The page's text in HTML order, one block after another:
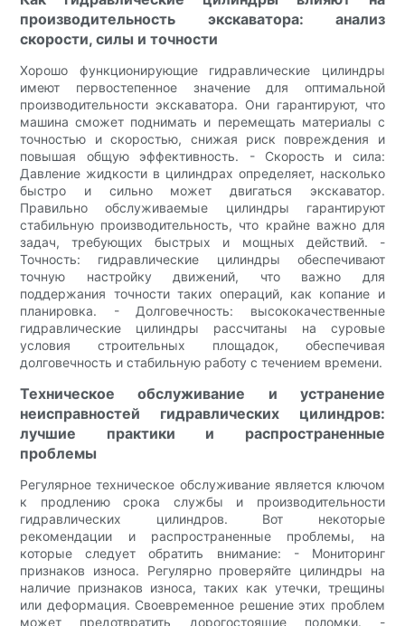
производительность экскаватора: анализ
скорости, силы и точности
Хорошо функционирующие гидравлические цилиндры
имеют первостепенное значение для оптимальной
производительности экскаватора. Они гарантируют, что
машина сможет поднимать и перемещать материалы с
точностью и скоростью, снижая риск повреждения и
повышая общую эффективность. - Скорость и сила:
Давление жидкости в цилиндрах определяет, насколько
быстро и сильно может двигаться экскаватор.
Правильно обслуживаемые цилиндры гарантируют
стабильную производительность, что крайне важно для
задач, требующих быстрых и мощных действий. -
Точность: гидравлические цилиндры обеспечивают
точную настройку движений, что важно для
поддержания точности таких операций, как копание и
планировка. - Долговечность: высококачественные
гидравлические цилиндры рассчитаны на суровые
условия строительных площадок, обеспечивая
долговечность и стабильную работу с течением времени.
Техническое обслуживание и устранение
неисправностей гидравлических цилиндров:
лучшие практики и распространенные
проблемы
Регулярное техническое обслуживание является ключом
к продлению срока службы и производительности
гидравлических цилиндров. Вот некоторые
рекомендации и распространенные проблемы, на
которые следует обратить внимание: - Мониторинг
признаков износа. Регулярно проверяйте цилиндры на
наличие признаков износа, таких как утечки, трещины
или деформация. Своевременное решение этих проблем
может предотвратить дорогостоящие поломки. -